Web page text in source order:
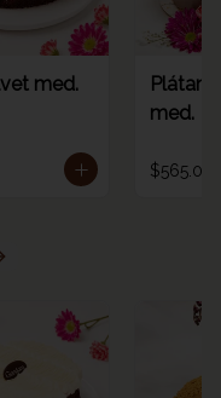
med.
med.
$565.00